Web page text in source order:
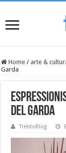
Home / arte &
Garda
del Garda
TrentoBlog